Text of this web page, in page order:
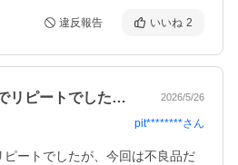
違反報告 いいね 2
色違い・サイズ違いでリピートでしたが、… 2026/5/26
pit********さん
ートでしたが、今回は不良品だ